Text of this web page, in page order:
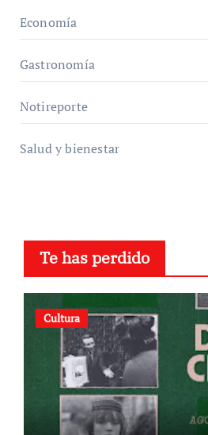
Economía
Gastronomía
Notireporte
Salud y bienestar
Te has perdido
Cultura